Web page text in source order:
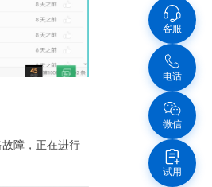
障，正在进行
客服
电话
微信
试用